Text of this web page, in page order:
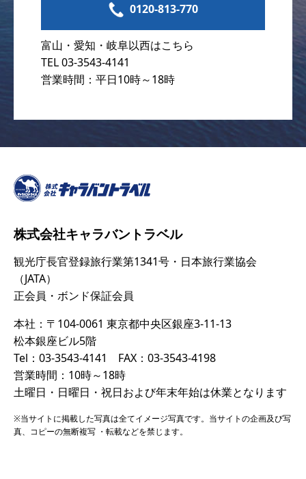
0120-813-770
富山・愛知・岐阜以西はこちら
TEL 03-3543-4141
営業時間：平日10時～18時
株式会社キャラバントラベル
観光庁長官登録旅行業第1341号・日本旅行業協会
（JATA）
正会員・ボンド保証会員
本社：〒104-0061 東京都中央区銀座3-11-13
松本銀座ビル5階
Tel：03-3543-4141 FAX：03-3543-4198
営業時間：10時～18時
土曜日・日曜日・祝日および年末年始は休業となります
※当サイトに掲載した写真は全てイメージ写真です。当サイトの企画及び写
真、コピーの無断複写 ・転載などを禁じます。